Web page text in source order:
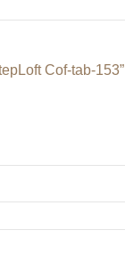
Cof-tab-153”